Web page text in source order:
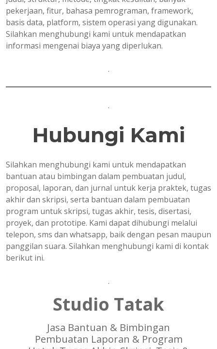
pekerjaan, fitur, bahasa pemrograman, framework,
basis data, platform, sistem operasi yang digunakan.
Silahkan menghubungi kami untuk mendapatkan
informasi mengenai biaya yang diperlukan.
.
.
Hubungi Kami
Silahkan menghubungi kami untuk mendapatkan
bantuan atau bimbingan dalam pembuatan judul,
proposal, laporan, dan jurnal untuk kerja praktek, tugas
akhir dan skripsi, serta bantuan dalam pembuatan
program untuk skripsi, tugas akhir, tesis, disertasi,
proyek, dan prototipe. Kami dapat dihubungi melalui
telepon, sms dan whatsapp, baik dengan pesan maupun
panggilan suara. Silahkan menghubungi kami di kontak
berikut ini.
.
Studio Tatak
Jasa Bantuan & Bimbingan
Pembuatan Laporan & Program